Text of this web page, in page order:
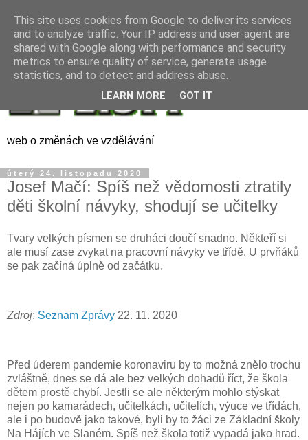
web o změnách ve vzdělávání
úterý 24. listopadu 2020
Josef Mačí: Spíš než vědomosti ztratily
děti školní návyky, shodují se učitelky
Tvary velkých písmen se druháci doučí snadno. Někteří si
ale musí zase zvykat na pracovní návyky ve třídě. U prvňáků
se pak začíná úplně od začátku.
Zdroj: Seznam Zprávy 22. 11. 2020
Před úderem pandemie koronaviru by to možná znělo trochu
zvláštně, dnes se dá ale bez velkých dohadů říct, že škola
dětem prostě chybí. Jestli se ale některým mohlo stýskat
nejen po kamarádech, učitelkách, učitelích, výuce ve třídách,
ale i po budově jako takové, byli by to žáci ze Základní školy
Na Hájích ve Slaném. Spíš než škola totiž vypadá jako hrad.
This site uses cookies from Google to deliver its services
and to analyze traffic. Your IP address and user-agent are
shared with Google along with performance and security
metrics to ensure quality of service, generate usage
statistics, and to detect and address abuse.
LEARN MORE GOT IT